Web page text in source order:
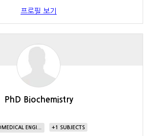
프로필 보기
PhD Biochemistry
ENGI... 1